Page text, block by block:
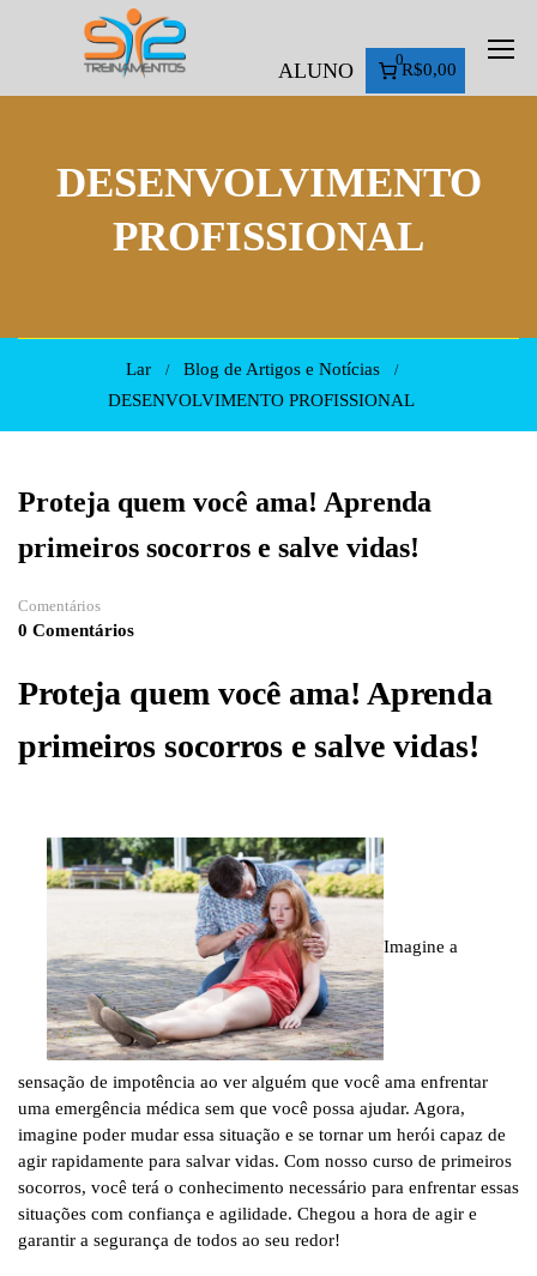
ALUNO 0
R$0,00
DESENVOLVIMENTO
PROFISSIONAL
Lar
Blog de Artigos e Notícias
DESENVOLVIMENTO PROFISSIONAL
Proteja quem você ama! Aprenda
primeiros socorros e salve vidas!
Comentários
0 Comentários
Proteja quem você ama! Aprenda
primeiros socorros e salve vidas!
Imagine a
sensação de impotência ao ver alguém que você ama enfrentar
uma emergência médica sem que você possa ajudar. Agora,
imagine poder mudar essa situação e se tornar um herói capaz de
agir rapidamente para salvar vidas. Com nosso curso de primeiros
socorros, você terá o conhecimento necessário para enfrentar essas
situações com confiança e agilidade. Chegou a hora de agir e
garantir a segurança de todos ao seu redor!